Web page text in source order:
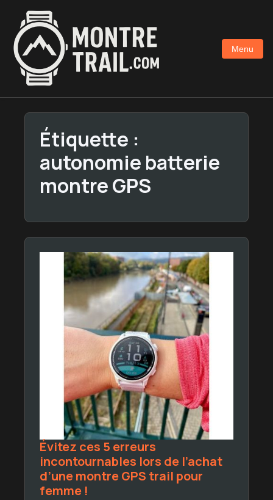
contenu
principal
Menu
Étiquette :
autonomie batterie
montre GPS
Évitez ces 5 erreurs
incontournables lors de l’achat
d’une montre GPS trail pour
femme !